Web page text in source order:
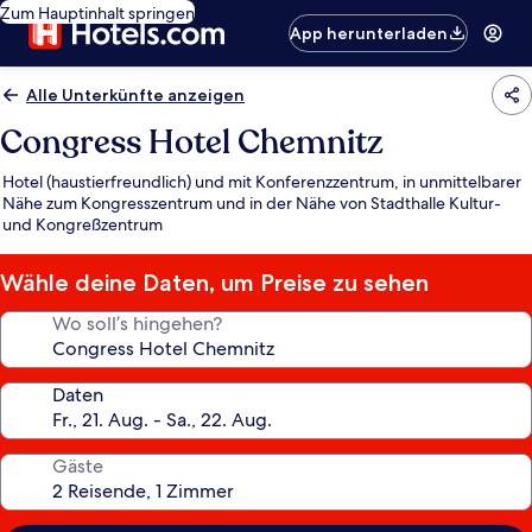
Zum Hauptinhalt springen
App herunterladen
Alle Unterkünfte anzeigen
Congress Hotel Chemnitz
Hotel (haustierfreundlich) und mit Konferenzzentrum, in unmittelbarer
Nähe zum Kongresszentrum und in der Nähe von Stadthalle Kultur-
und Kongreßzentrum
Wähle deine Daten, um Preise zu sehen
Wo soll’s hingehen?
Daten
Gäste